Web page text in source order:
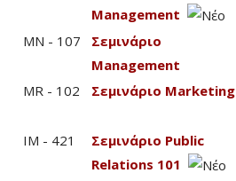
Management
MN - 107
Σεμινάριο
Management
MR - 102
Σεμινάριο Marketing
IM - 421
Σεμινάριο Public
Relations 101